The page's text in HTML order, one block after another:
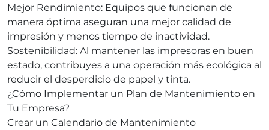
Mejor Rendimiento: Equipos que funcionan de
manera óptima aseguran una mejor calidad de
impresión y menos tiempo de inactividad.
Sostenibilidad: Al mantener las impresoras en buen
estado, contribuyes a una operación más ecológica al
reducir el desperdicio de papel y tinta.
¿Cómo Implementar un Plan de Mantenimiento en
Tu Empresa?
Crear un Calendario de Mantenimiento